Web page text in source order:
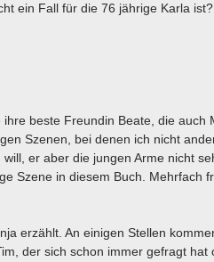
ein Fall für die 76 jährige Karla ist?
beste Freundin Beate, die auch
Szenen, bei denen ich nicht
er aber die jungen Arme nicht
Szene in diesem Buch. Mehrfach
erzählt. An einigen Stellen
der sich schon immer gefragt